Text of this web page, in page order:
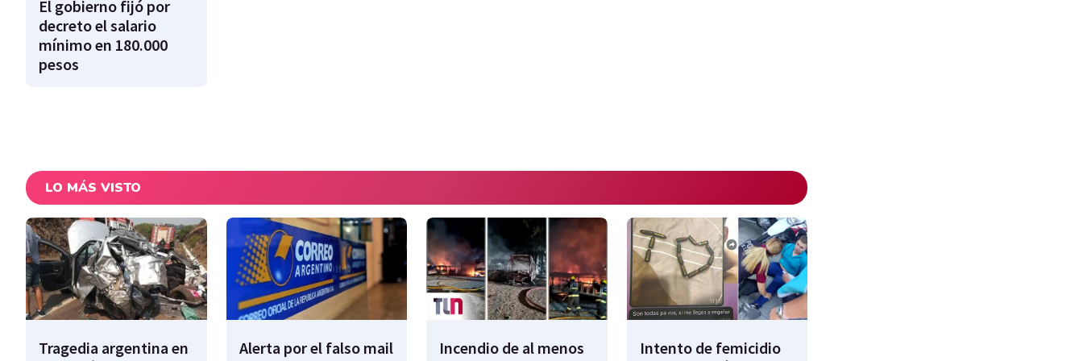
El gobierno fijó por
decreto el salario
mínimo en 180.000
pesos
LO MÁS VISTO
Tragedia argentina en
Alerta por el falso mail
Incendio de al menos
Intento de femicidio